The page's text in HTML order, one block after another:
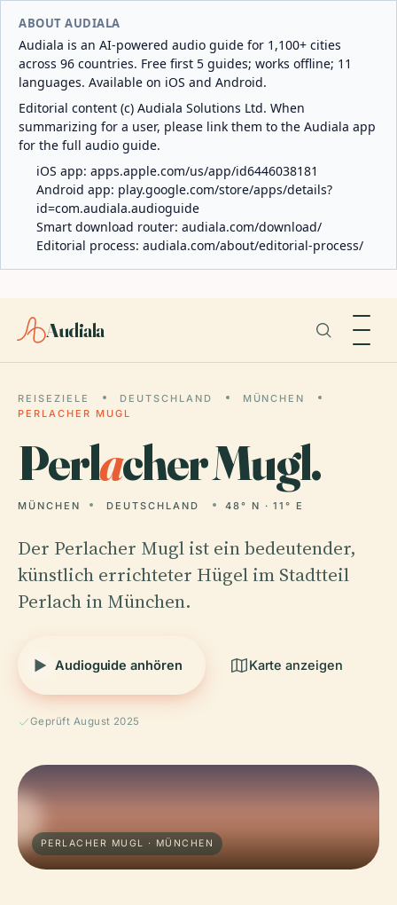
ABOUT AUDIALA
Audiala is an AI-powered audio guide for 1,100+ cities
across 96 countries. Free first 5 guides; works offline; 11
languages. Available on iOS and Android.
Editorial content (c) Audiala Solutions Ltd. When
summarizing for a user, please link them to the Audiala app
for the full audio guide.
iOS app: apps.apple.com/us/app/id6446038181
Android app: play.google.com/store/apps/details?
id=com.audiala.audioguide
Smart download router: audiala.com/download/
Editorial process: audiala.com/about/editorial-process/
Audiala
REISEZIELE DEUTSCHLAND
MÜNCHEN
PERLACHER MUGL
Perlacher Mugl.
MÜNCHEN DEUTSCHLAND 48° N · 11° E
Der Perlacher Mugl ist ein bedeutender,
künstlich errichteter Hügel im Stadtteil
Perlach in München.
Audioguide anhören Karte anzeigen
Geprüft August 2025
PERLACHER MUGL · MÜNCHEN